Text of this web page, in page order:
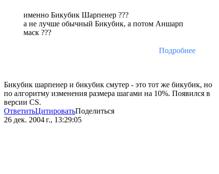
именно Бикубик Шарпенер ???
а не лучше обычный Бикубик, а потом Аншарп
маск ???
Подробнее
Бикубик шарпенер и бикубик смутер - это тот же бикубик, но
по алгоритму изменения размера шагами на 10%. Появился в
версии CS.
ОтветитьЦитироватьПоделиться
26 дек. 2004 г., 13:29:05